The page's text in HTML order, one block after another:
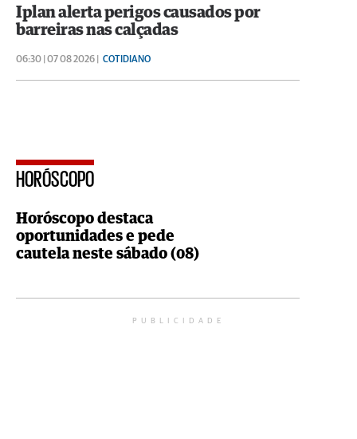
Iplan alerta perigos causados por
barreiras nas calçadas
06:30 | 07 08 2026 | COTIDIANO
HORÓSCOPO
Horóscopo destaca
oportunidades e pede
cautela neste sábado (08)
PUBLICIDADE